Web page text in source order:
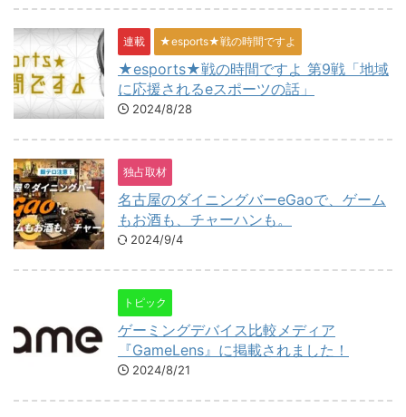
連載 ★esports★戦の時間ですよ
★esports★戦の時間ですよ 第9戦「地域
に応援されるeスポーツの話」
2024/8/28
独占取材
名古屋のダイニングバーeGaoで、ゲーム
もお酒も、チャーハンも。
2024/9/4
トピック
ゲーミングデバイス比較メディア
『GameLens』に掲載されました！
2024/8/21